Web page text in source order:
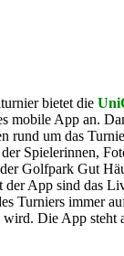
bietet die
mobile App an.
rund um das
Spielerinnen,
Golfpark Gut
App sind das
Turniers immer
wird. Die App steht